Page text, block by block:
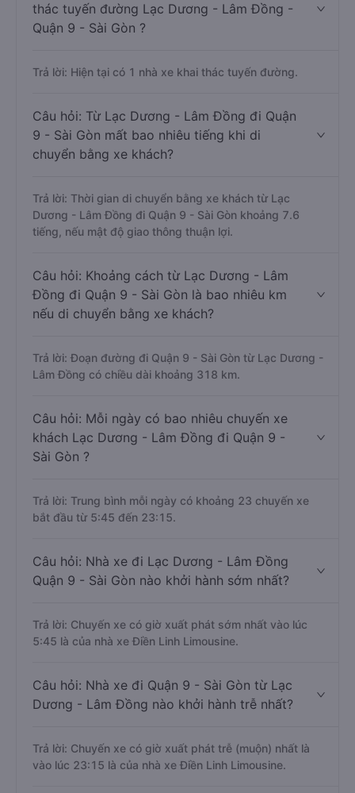
thác tuyến đường Lạc Dương - Lâm Đồng -
Quận 9 - Sài Gòn ?
Trả lời: Hiện tại có 1 nhà xe khai thác tuyến đường.
Câu hỏi: Từ Lạc Dương - Lâm Đồng đi Quận
9 - Sài Gòn mất bao nhiêu tiếng khi di
chuyển bằng xe khách?
Trả lời: Thời gian di chuyển bằng xe khách từ Lạc
Dương - Lâm Đồng đi Quận 9 - Sài Gòn khoảng 7.6
tiếng, nếu mật độ giao thông thuận lợi.
Câu hỏi: Khoảng cách từ Lạc Dương - Lâm
Đồng đi Quận 9 - Sài Gòn là bao nhiêu km
nếu di chuyển bằng xe khách?
Trả lời: Đoạn đường đi Quận 9 - Sài Gòn từ Lạc Dương -
Lâm Đồng có chiều dài khoảng 318 km.
Câu hỏi: Mỗi ngày có bao nhiêu chuyến xe
khách Lạc Dương - Lâm Đồng đi Quận 9 -
Sài Gòn ?
Trả lời: Trung bình mỗi ngày có khoảng 23 chuyến xe
bắt đầu từ 5:45 đến 23:15.
Câu hỏi: Nhà xe đi Lạc Dương - Lâm Đồng
Quận 9 - Sài Gòn nào khởi hành sớm nhất?
Trả lời: Chuyến xe có giờ xuất phát sớm nhất vào lúc
5:45 là của nhà xe Điền Linh Limousine.
Câu hỏi: Nhà xe đi Quận 9 - Sài Gòn từ Lạc
Dương - Lâm Đồng nào khởi hành trễ nhất?
Trả lời: Chuyến xe có giờ xuất phát trễ (muộn) nhất là
vào lúc 23:15 là của nhà xe Điền Linh Limousine.